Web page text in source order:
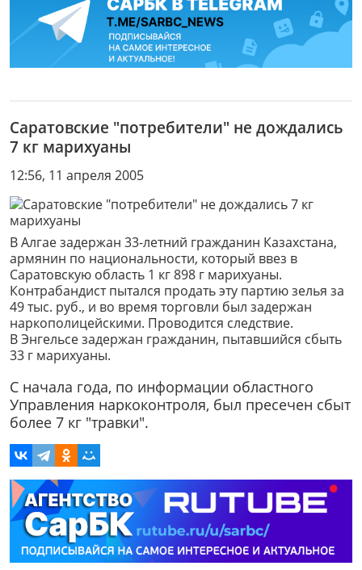
Саратовские "потребители" не дождались
7 кг марихуаны
12:56, 11 апреля 2005
В Алгае задержан 33-летний гражданин Казахстана,
армянин по национальности, который ввез в
Саратовскую область 1 кг 898 г марихуаны.
Контрабандист пытался продать эту партию зелья за
49 тыс. руб., и во время торговли был задержан
наркополицейскими. Проводится следствие.
В Энгельсе задержан гражданин, пытавшийся сбыть
33 г марихуаны.
С начала года, по информации областного
Управления наркоконтроля, был пресечен сбыт
более 7 кг "травки".